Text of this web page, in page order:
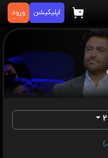
اپلیکیشن ورود